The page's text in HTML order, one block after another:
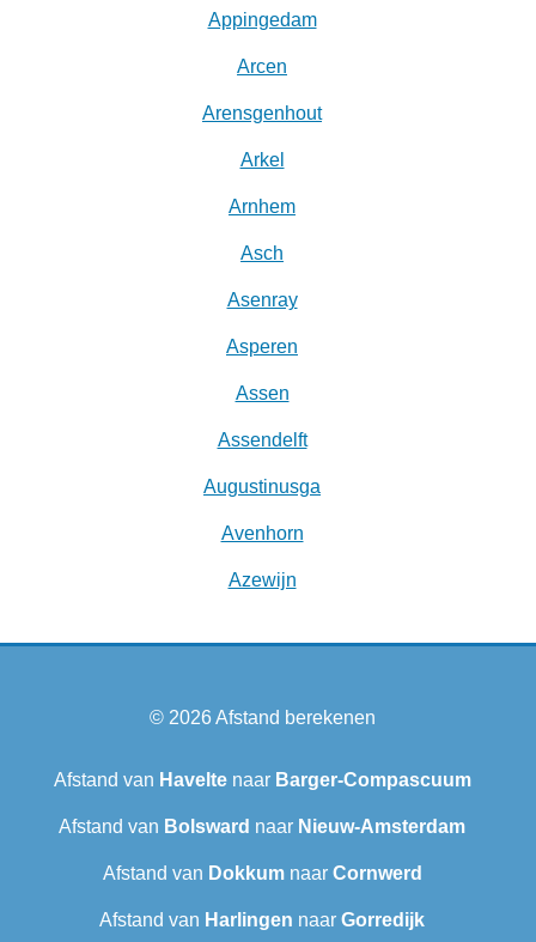
Appingedam
Arcen
Arensgenhout
Arkel
Arnhem
Asch
Asenray
Asperen
Assen
Assendelft
Augustinusga
Avenhorn
Azewijn
© 2026Afstand berekenen
Afstand van Haveltenaar Barger-Compascuum
Afstand van Bolsward‎ naar Nieuw-Amsterdam
Afstand van Dokkumnaar Cornwerd
Afstand van Harlingen naar Gorredijk